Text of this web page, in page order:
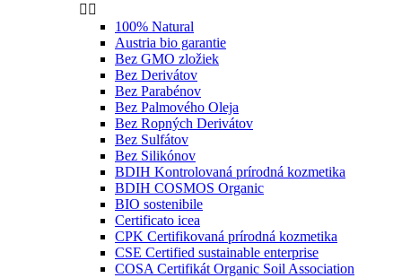
 
100% Natural
Austria bio garantie
Bez GMO zložiek
Bez Derivátov
Bez Parabénov
Bez Palmového Oleja
Bez Ropných Derivátov
Bez Sulfátov
Bez Silikónov
BDIH Kontrolovaná prírodná kozmetika
BDIH COSMOS Organic
BIO sostenibile
Certificato icea
CPK Certifikovaná prírodná kozmetika
CSE Certified sustainable enterprise
COSA Certifikát Organic Soil Association